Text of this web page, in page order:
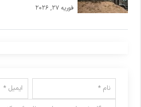
فوریه 27, 2026